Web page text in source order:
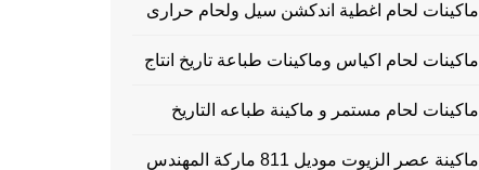
ماكينات لحام اغطية اندكشن سيل ولحام حرارى
ماكينات لحام اكياس وماكينات طباعة تاريخ انتاج
ماكينات لحام مستمر و ماكينة طباعه التاريخ
ماكينة عصر الزيوت موديل 811 ماركة المهندس